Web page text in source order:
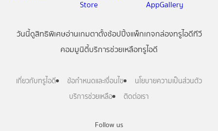
Follow us
วันนี้ดูสิทธิพิเศษอ่านเกมตาตั้งช้อปปิ้งแพ็กเกจกล่องทรูไอดีทีวี
คอมมูนิตี้บริการช่วยเหลือทรูไอดี
เกี่ยวกับทรูไอดี ข้อกำหนดและเงื่อนไข
นโยบายความเป็นส่วนตัว
บริการช่วยเหลือ
ติดต่อเรา